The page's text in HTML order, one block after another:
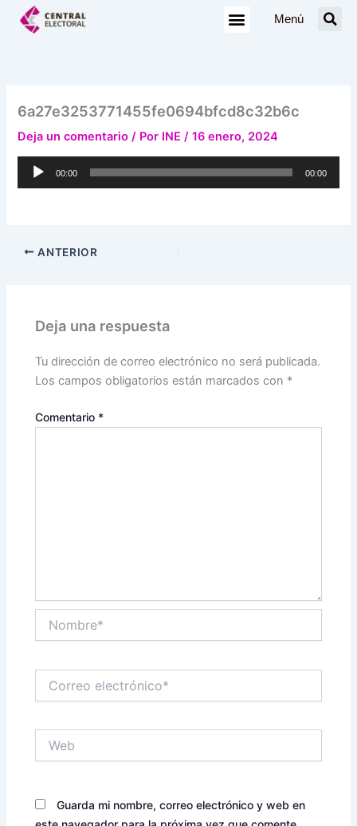
Menú
6a27e3253771455fe0694bfcd8c32b6c
Deja un comentario / Por INE/16 enero, 2024
Reproductor
00:00 00:00
ANTERIOR
Deja una respuesta
Tu dirección de correo electrónico no será publicada.
Los campos obligatorios están marcados con *
Comentario *
electrónico*
Guarda mi nombre, correo electrónico y web en